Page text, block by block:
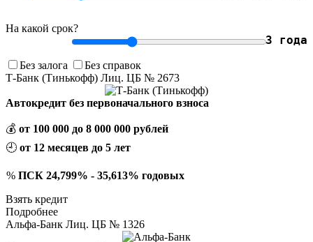
На какой срок?
3 года
Без залога
Без справок
Т-Банк (Тинькофф) Лиц. ЦБ № 2673
Автокредит без первоначального взноса
💰 от 100 000 до 8 000 000 рублей
🕘 от 12 месяцев до 5 лет
% ПСК 24,799% - 35,613% годовых
Взять кредит
Подробнее
Альфа-Банк Лиц. ЦБ № 1326